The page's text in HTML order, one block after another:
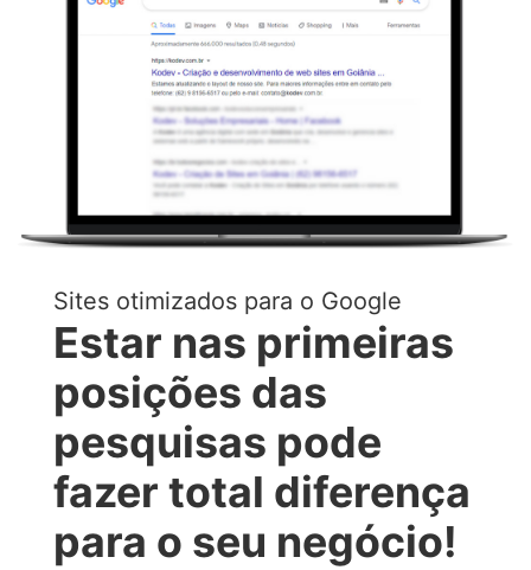
Sites otimizados para o Google
Estar nas primeiras
posições das
pesquisas pode
fazer total diferença
para o seu negócio!